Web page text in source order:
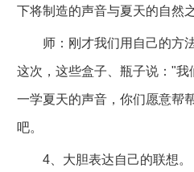
下将制造的声音与夏天的自然
师：刚才我们用自己的方法
这次，这些盒子、瓶子说："我
一学夏天的声音，你们愿意帮
吧。
4、大胆表达自己的联想。